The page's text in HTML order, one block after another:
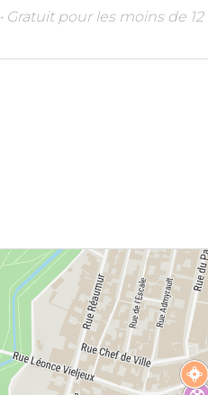
• Gratuit pour les moins de 12